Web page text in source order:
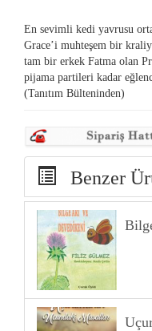
En sevimli kedi yavrusu
Grace’i muhteşem bir
tam bir erkek Fatma olan
pijama partileri kadar
(Tanıtım Bülteninden)
Benzer